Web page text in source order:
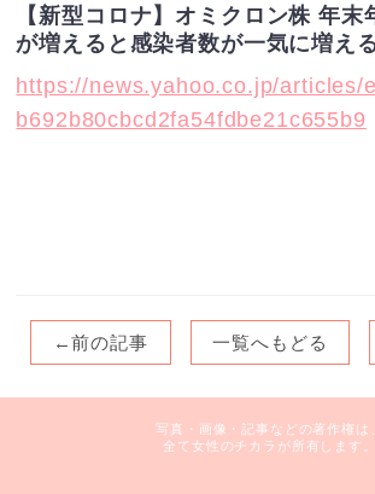
【新型コロナ】オミクロン株 年末
が増えると感染者数が一気に増え
https://news.yahoo.co.jp/articles/
b692b80cbcd2fa54fdbe21c655b9
←前の記事 一覧へもどる
写真・画像・記事などの著作権は
全て女性のチカラが所有します。